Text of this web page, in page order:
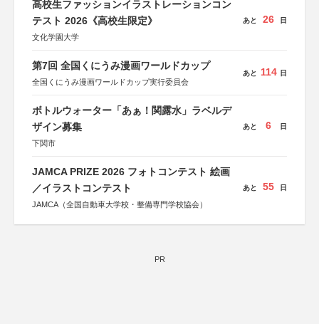
高校生ファッションイラストレーションコン
テスト 2026《高校生限定》
文化学園大学
あと 26 日
第7回 全国くにうみ漫画ワールドカップ
全国くにうみ漫画ワールドカップ実行委員会
あと 114 日
ボトルウォーター「あぁ！関露水」ラベルデ
ザイン募集
下関市
あと 6 日
JAMCA PRIZE 2026 フォトコンテスト 絵画
／イラストコンテスト
JAMCA（全国自動車大学校・整備専門学校協会）
あと 55 日
PR